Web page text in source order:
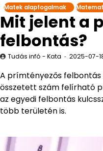
Matek alapfogalmak
Mit jelent a
felbontás?
Tudás infó - Kata 2025-07-
A prímtényezős felbontás
összetett szám felírható
az egyedi felbontás
több területén is.